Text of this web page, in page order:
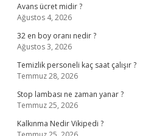
Avans ücret midir ?
Ağustos 4, 2026
32 en boy oranı nedir ?
Ağustos 3, 2026
Temizlik personeli kaç saat çalışır ?
Temmuz 28, 2026
Stop lambası ne zaman yanar ?
Temmuz 25, 2026
Kalkınma Nedir Vikipedi ?